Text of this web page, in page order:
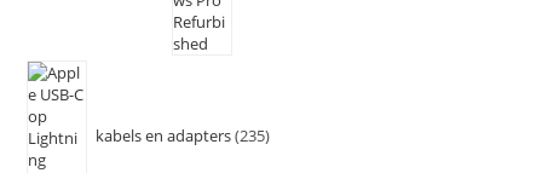
kabels en adapters 235